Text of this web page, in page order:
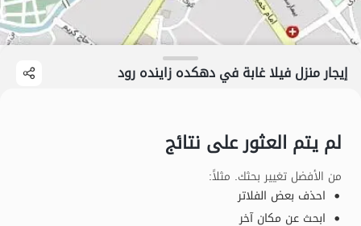
إيجار منزل فيلا غابة في دهکده زاینده رود
لم يتم العثور على نتائج
من الأفضل تغيير بحثك. مثلاً:
احذف بعض الفلاتر
ابحث عن مكان آخر